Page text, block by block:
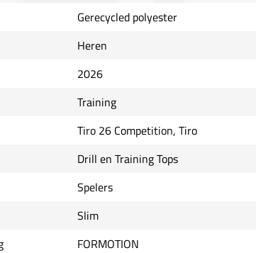
Gerecycled polyester
Heren
2026
Training
Tiro 26 Competition, Tiro
Drill en Training Tops
Spelers
Slim
FORMOTION